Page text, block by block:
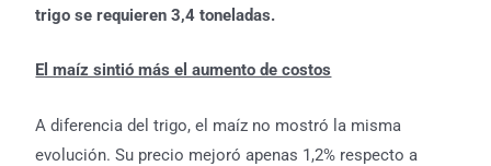
trigo se requieren 3,4 toneladas.
El maíz sintió más el aumento de costos
A diferencia del trigo, el maíz no mostró la misma
evolución. Su precio mejoró apenas 1,2% respecto a